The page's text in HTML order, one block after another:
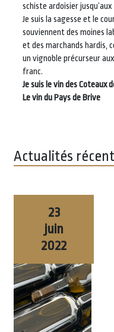
schiste ardoisier
Je suis la sagesse et le
souviennent des moines
et des marchands hardis,
un vignoble précurseur
franc.
Je suis le vin des Coteaux
Le vin du Pays de Brive
Actualités
23
juin
2022